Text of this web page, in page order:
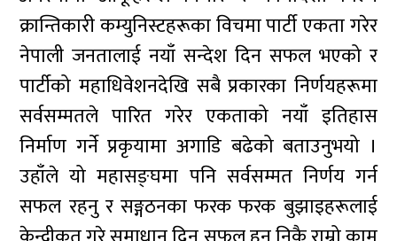
क्रान्तिकारी कम्युनिस्टहरूका विचमा पार्टी एकता गरेर
नेपाली जनतालाई नयाँ सन्देश दिन सफल भएको र
पार्टीको महाधिवेशनदेखि सबै प्रकारका निर्णयहरूमा
सर्वसम्मतले पारित गरेर एकताको नयाँ इतिहास
निर्माण गर्ने प्रकृयामा अगाडि बढेको बताउनुभयो ।
उहाँले यो महासङ्घमा पनि सर्वसम्मत निर्णय गर्न
सफल रहनु र सङ्गठनका फरक फरक बुझाइहरूलाई